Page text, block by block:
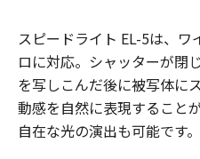
スピードライト EL-5は、
ロに対応。シャッターが閉
を写しこんだ後に被写体に
動感を自然に表現すること
自在な光の演出も可能です。